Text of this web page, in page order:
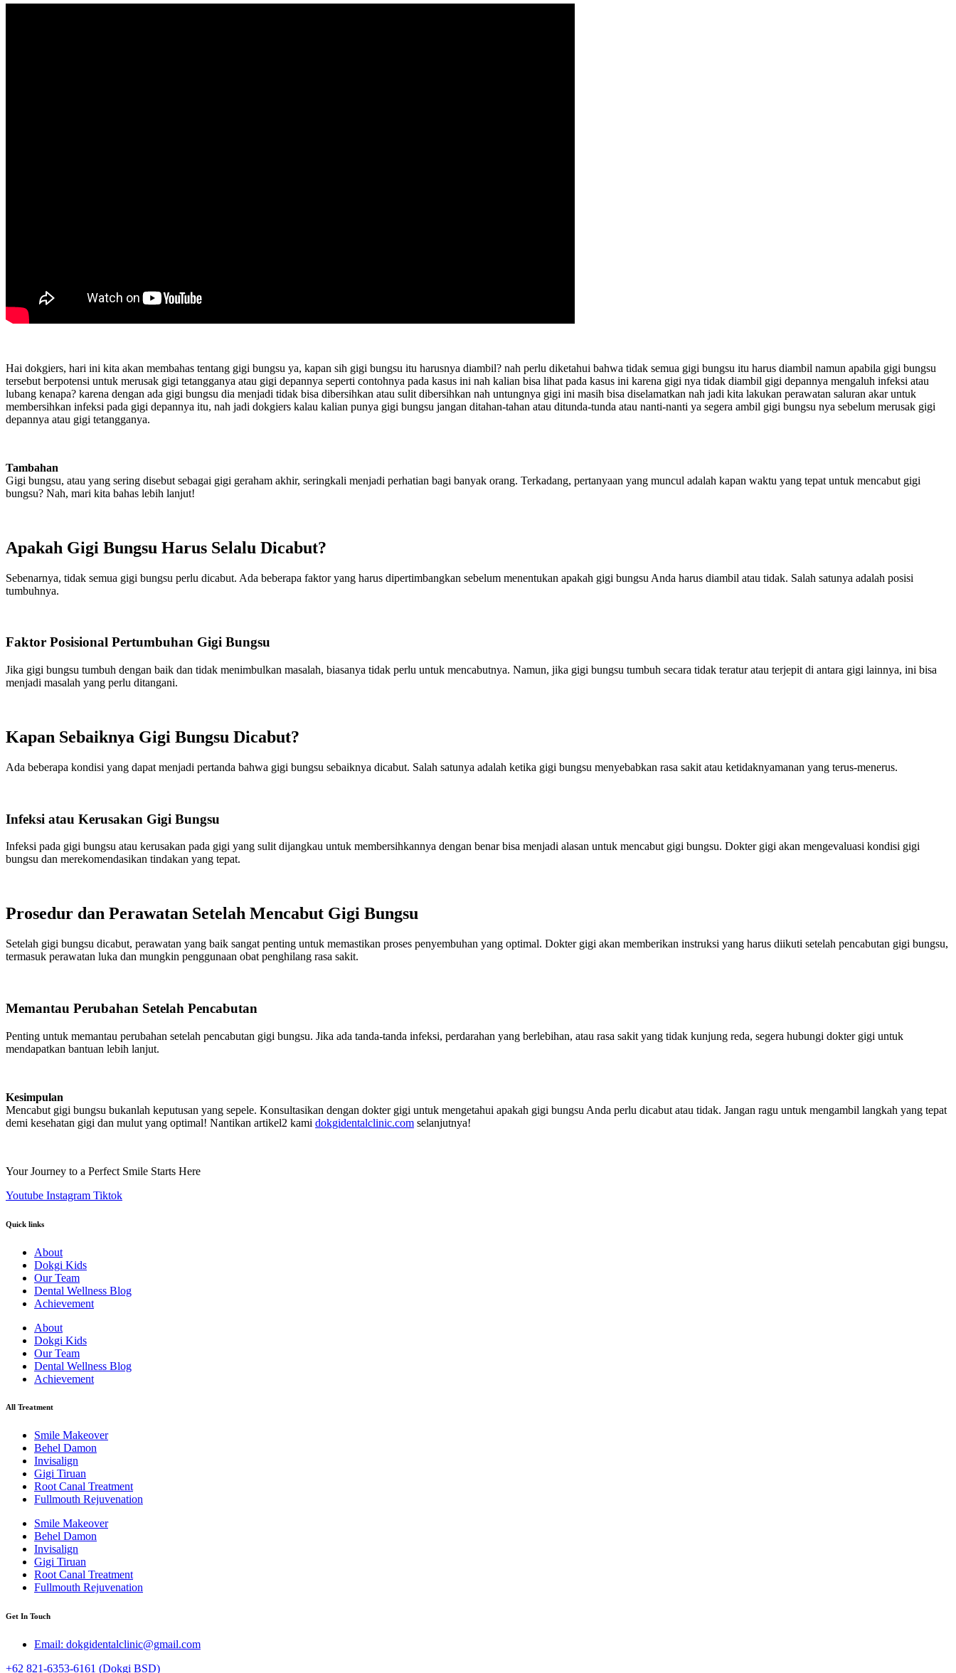
Hai dokgiers, hari ini kita akan membahas tentang gigi bungsu ya, kapan sih gigi bungsu itu harusnya diambil? nah perlu diketahui bahwa tidak semua gigi bungsu itu harus diambil namun apabila gigi bungsu
tersebut berpotensi untuk merusak gigi tetangganya atau gigi depannya seperti contohnya pada kasus ini nah kalian bisa lihat pada kasus ini karena gigi nya tidak diambil gigi depannya mengaluh infeksi atau
lubang kenapa? karena dengan ada gigi bungsu dia menjadi tidak bisa dibersihkan atau sulit dibersihkan nah untungnya gigi ini masih bisa diselamatkan nah jadi kita lakukan perawatan saluran akar untuk
membersihkan infeksi pada gigi depannya itu, nah jadi dokgiers kalau kalian punya gigi bungsu jangan ditahan-tahan atau ditunda-tunda atau nanti-nanti ya segera ambil gigi bungsu nya sebelum merusak gigi
depannya atau gigi tetangganya.
Tambahan
Gigi bungsu, atau yang sering disebut sebagai gigi geraham akhir, seringkali menjadi perhatian bagi banyak orang. Terkadang, pertanyaan yang muncul adalah kapan waktu yang tepat untuk mencabut gigi
bungsu? Nah, mari kita bahas lebih lanjut!
Apakah Gigi Bungsu Harus Selalu Dicabut?
Sebenarnya, tidak semua gigi bungsu perlu dicabut. Ada beberapa faktor yang harus dipertimbangkan sebelum menentukan apakah gigi bungsu Anda harus diambil atau tidak. Salah satunya adalah posisi
tumbuhnya.
Faktor Posisional Pertumbuhan Gigi Bungsu
Jika gigi bungsu tumbuh dengan baik dan tidak menimbulkan masalah, biasanya tidak perlu untuk mencabutnya. Namun, jika gigi bungsu tumbuh secara tidak teratur atau terjepit di antara gigi lainnya, ini bisa
menjadi masalah yang perlu ditangani.
Kapan Sebaiknya Gigi Bungsu Dicabut?
Ada beberapa kondisi yang dapat menjadi pertanda bahwa gigi bungsu sebaiknya dicabut. Salah satunya adalah ketika gigi bungsu menyebabkan rasa sakit atau ketidaknyamanan yang terus-menerus.
Infeksi atau Kerusakan Gigi Bungsu
Infeksi pada gigi bungsu atau kerusakan pada gigi yang sulit dijangkau untuk membersihkannya dengan benar bisa menjadi alasan untuk mencabut gigi bungsu. Dokter gigi akan mengevaluasi kondisi gigi
bungsu dan merekomendasikan tindakan yang tepat.
Prosedur dan Perawatan Setelah Mencabut Gigi Bungsu
Setelah gigi bungsu dicabut, perawatan yang baik sangat penting untuk memastikan proses penyembuhan yang optimal. Dokter gigi akan memberikan instruksi yang harus diikuti setelah pencabutan gigi bungsu,
termasuk perawatan luka dan mungkin penggunaan obat penghilang rasa sakit.
Memantau Perubahan Setelah Pencabutan
Penting untuk memantau perubahan setelah pencabutan gigi bungsu. Jika ada tanda-tanda infeksi, perdarahan yang berlebihan, atau rasa sakit yang tidak kunjung reda, segera hubungi dokter gigi untuk
mendapatkan bantuan lebih lanjut.
Kesimpulan
Mencabut gigi bungsu bukanlah keputusan yang sepele. Konsultasikan dengan dokter gigi untuk mengetahui apakah gigi bungsu Anda perlu dicabut atau tidak. Jangan ragu untuk mengambil langkah yang tepat
demi kesehatan gigi dan mulut yang optimal! Nantikan artikel2 kami dokgidentalclinic.com selanjutnya!
Your Journey to a Perfect Smile Starts Here
Youtube Instagram Tiktok
Quick links
About
Dokgi Kids
Our Team
Dental Wellness Blog
Achievement
About
Dokgi Kids
Our Team
Dental Wellness Blog
Achievement
All Treatment
Smile Makeover
Behel Damon
Invisalign
Gigi Tiruan
Root Canal Treatment
Fullmouth Rejuvenation
Smile Makeover
Behel Damon
Invisalign
Gigi Tiruan
Root Canal Treatment
Fullmouth Rejuvenation
Get In Touch
Email: dokgidentalclinic@gmail.com
+62 821-6353-6161 (Dokgi BSD)